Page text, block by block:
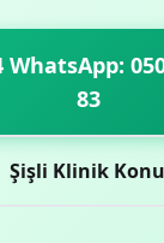
WhatsApp:
83
Şişli Klinik